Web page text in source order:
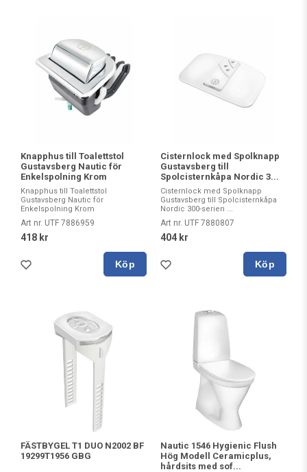
Knapphus till Toalettstol
Gustavsberg Nautic för
Enkelspolning Krom
Knapphus till Toalettstol
Gustavsberg Nautic för
Enkelspolning Krom
Art nr. UTF 7886959
418 kr
Köp
Cisternlock med Spolknapp
Gustavsberg till
Spolcisternkåpa Nordic 3...
Cisternlock med Spolknapp
Gustavsberg till Spolcisternkåpa
Nordic 300-serien ...
Art nr. UTF 7880807
404 kr
Köp
FÄSTBYGEL T1 DUO N2002 BF
19299T1956 GBG
Nautic 1546 Hygienic Flush
Hög Modell Ceramicplus,
hårdsits med sof...